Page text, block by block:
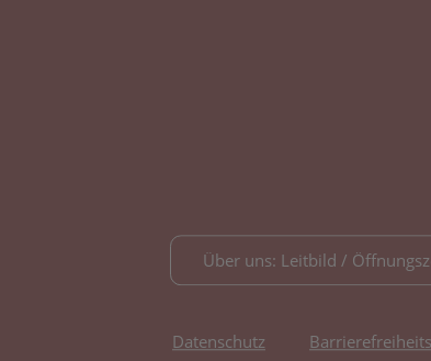
Über uns: Leitbild /
Datenschutz